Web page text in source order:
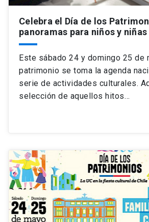
Celebra el Día de los
panoramas para niños y niñas
Este sábado 24 y domingo 25 de
patrimonio se toma la agenda
serie de actividades culturales.
selección de aquellos hitos…